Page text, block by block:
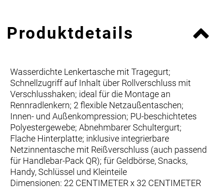
Produktdetails
Wasserdichte Lenkertasche mit Tragegurt;
Schnellzugriff auf Inhalt über Rollverschluss mit
Verschlusshaken; ideal für die Montage an
Rennradlenkern; 2 flexible Netzaußentaschen;
Innen- und Außenkompression; PU-beschichtetes
Polyestergewebe; Abnehmbarer Schultergurt;
Flache Hinterplatte; inklusive integrierbare
Netzinnentasche mit Reißverschluss (auch passend
für Handlebar-Pack QR); für Geldbörse, Snacks,
Handy, Schlüssel und Kleinteile
Dimensionen: 22 CENTIMETER x 32 CENTIMETER